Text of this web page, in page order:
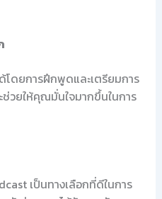
โดยการฝึกพูดและเตรียมการ
วยให้คุณมั่นใจมากขึ้นในการ
เป็นทางเลือกที่ดีในการ